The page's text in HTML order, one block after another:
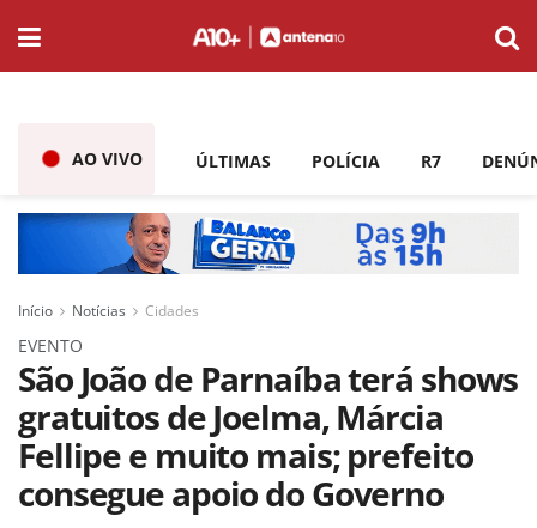
AO VIVO ÚLTIMAS POLÍCIA R7
Início Notícias Cidades
EVENTO
São João de Parnaíba terá shows
gratuitos de Joelma, Márcia
Fellipe e muito mais; prefeito
consegue apoio do Governo